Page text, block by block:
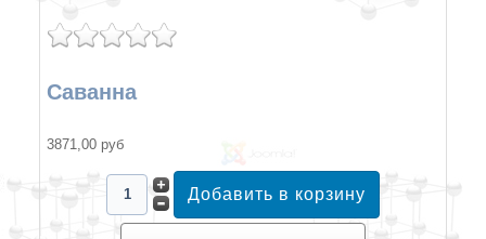
Саванна
3871,00 руб